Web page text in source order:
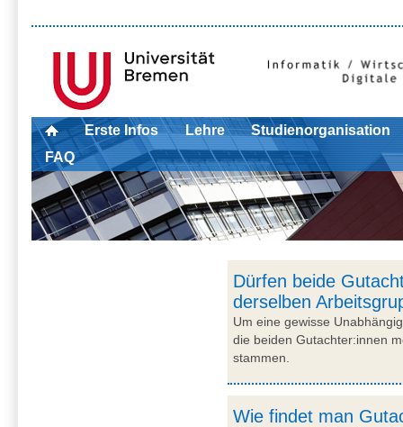
Erste Infos Lehre
Studienorganisation
FAQ
Dürfen beide
derselben
Um eine gewisse
die beiden Gutachter:innen
stammen.
Wie findet man